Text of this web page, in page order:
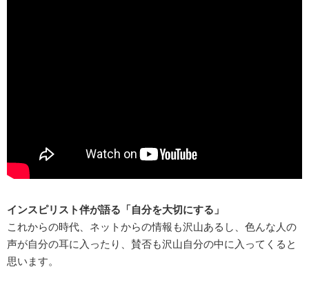
インスピリスト伴が語る「自分を大切にする」
これからの時代、ネットからの情報も沢山あるし、色んな人の
声が自分の耳に入ったり、賛否も沢山自分の中に入ってくると
思います。